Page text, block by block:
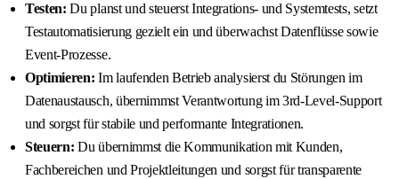
Testen: Du planst und steuerst Integrations- und Systemtests, setzt
Testautomatisierung gezielt ein und überwachst Datenflüsse sowie
Event-Prozesse.
Optimieren: Im laufenden Betrieb analysierst du Störungen im
Datenaustausch, übernimmst Verantwortung im 3rd-Level-Support
und sorgst für stabile und performante Integrationen.
Steuern: Du übernimmst die Kommunikation mit Kunden,
Fachbereichen und Projektleitungen und sorgst für transparente